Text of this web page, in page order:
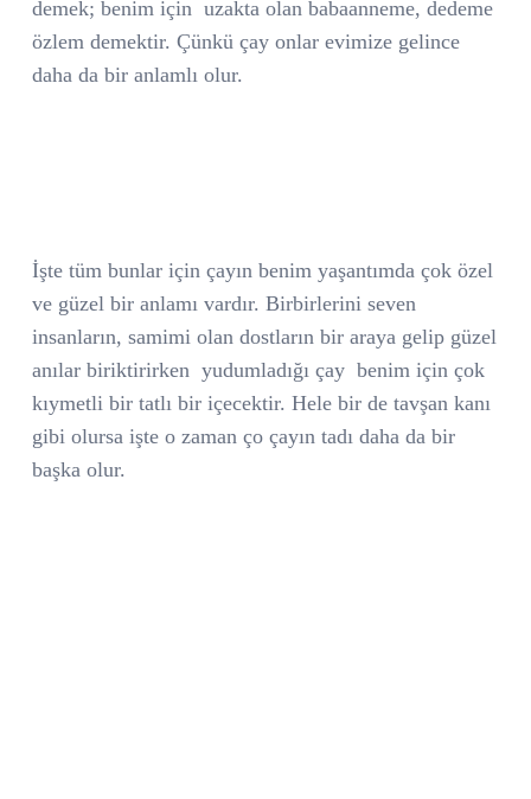
demek; benim için uzakta olan babaanneme, dedeme
özlem demektir. Çünkü çay onlar evimize gelince
daha da bir anlamlı olur.
İşte tüm bunlar için çayın benim yaşantımda çok özel
ve güzel bir anlamı vardır. Birbirlerini seven
insanların, samimi olan dostların bir araya gelip güzel
anılar biriktirirken yudumladığı çay benim için çok
kıymetli bir tatlı bir içecektir. Hele bir de tavşan kanı
gibi olursa işte o zaman ço çayın tadı daha da bir
başka olur.